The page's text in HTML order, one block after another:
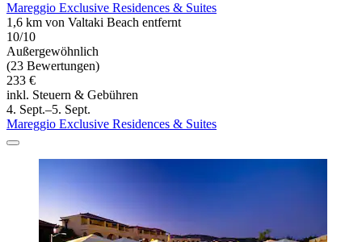
Mareggio Exclusive Residences & Suites
1,6 km von Valtaki Beach entfernt
10/10
Außergewöhnlich
(23 Bewertungen)
233 €
inkl. Steuern & Gebühren
4. Sept.–5. Sept.
Mareggio Exclusive Residences & Suites